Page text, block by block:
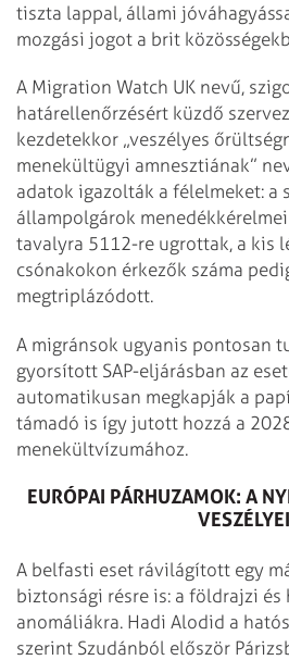
tiszta lappal, állami
mozgási jogot a brit
A Migration Watch UK nevű,
határellenőrzésért küzdő
kezdetekkor „veszélyes
menekültügyi amnesztiának”
adatok igazolták a félelmeket: a
állampolgárok
tavalyra 5112-re ugrottak, a kis
csónakokon érkezők száma
megtriplázódott.
A migránsok ugyanis pontosan
gyorsított SAP-eljárásban az
automatikusan megkapják a
támadó is így jutott hozzá a
menekültvízumához.
EURÓPAI PÁRHUZAMOK: A
VESZÉLYEI
A belfasti eset rávilágított egy
biztonsági résre is: a földrajzi
anomáliákra. Hadi Alodid a
szerint Szudánból először